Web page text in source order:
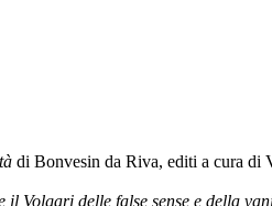
di Bonvesin da Riva, editi a cura di
il Volgari delle false sense e della